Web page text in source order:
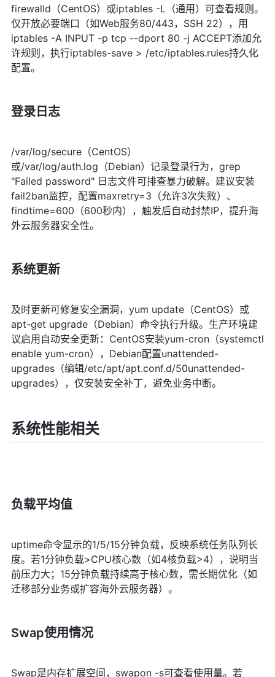
firewalld（CentOS）或iptables -L（通用）可查看规则。
仅开放必要端口（如Web服务80/443，SSH 22），用
iptables -A INPUT -p tcp --dport 80 -j ACCEPT添加允
许规则，执行iptables-save > /etc/iptables.rules持久化
配置。
登录日志
/var/log/secure（CentOS）
或/var/log/auth.log（Debian）记录登录行为，grep
"Failed password" 日志文件可排查暴力破解。建议安装
fail2ban监控，配置maxretry=3（允许3次失败）、
findtime=600（600秒内），触发后自动封禁IP，提升海
外云服务器安全性。
系统更新
及时更新可修复安全漏洞，yum update（CentOS）或
apt-get upgrade（Debian）命令执行升级。生产环境建
议启用自动安全更新：CentOS安装yum-cron（systemctl
enable yum-cron），Debian配置unattended-
upgrades（编辑/etc/apt/apt.conf.d/50unattended-
upgrades），仅安装安全补丁，避免业务中断。
系统性能相关
负载平均值
uptime命令显示的1/5/15分钟负载，反映系统任务队列长
度。若1分钟负载>CPU核心数（如4核负载>4），说明当
前压力大；15分钟负载持续高于核心数，需长期优化（如
迁移部分业务或扩容海外云服务器）。
Swap使用情况
Swap是内存扩展空间，swapon -s可查看使用量。若